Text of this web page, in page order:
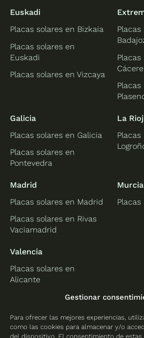
Gestionar
Para ofrecer las mejores experiencias,
como las cookies para almacenar y/o
del dispositivo. El consentimiento de estas
Euskadi
Placas solares en Bizkaia
Placas solares en
Euskadi
Placas solares en Vizcaya
Placas
Placas
Placas
Galicia
Placas solares en Galicia
Placas solares en
Pontevedra
La
Placas
Madrid
Placas solares en Madrid
Placas solares en Rivas
Vaciamadrid
Murcia
Valencia
Placas solares en
Alicante
Placas solares en
Placas solares en
Valencia